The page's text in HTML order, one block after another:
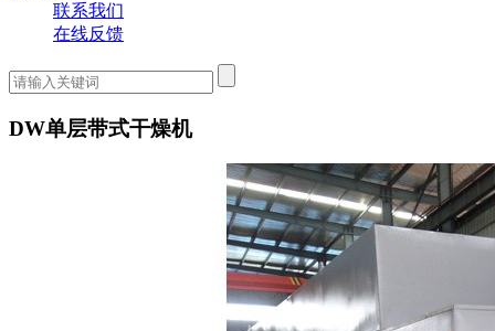
联系我们
在线反馈
DW单层带式干燥机